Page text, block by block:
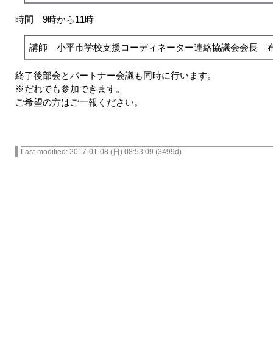
時間 9時から11時
講師　小平市学校支援コーディネーター連絡協議会会長　
終了後部会とパートナー会議も同時に行います。
※だれでも参加できます。
ご希望の方はご一報ください。
Last-modified: 2017-01-08 (日) 08:53:09 (3499d)